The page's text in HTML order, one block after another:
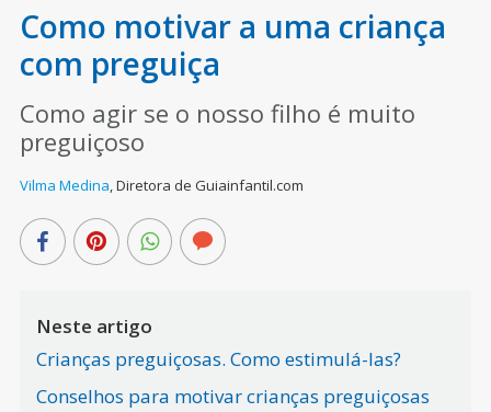
Como motivar a uma criança
com preguiça
Como agir se o nosso filho é muito
preguiçoso
Vilma Medina,Diretora de Guiainfantil.com
Neste artigo
Crianças preguiçosas. Como estimulá-las?
Conselhos para motivar crianças preguiçosas